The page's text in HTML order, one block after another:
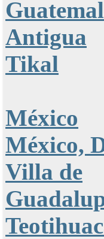
Antigua
Tikal
México
México,
Villa de